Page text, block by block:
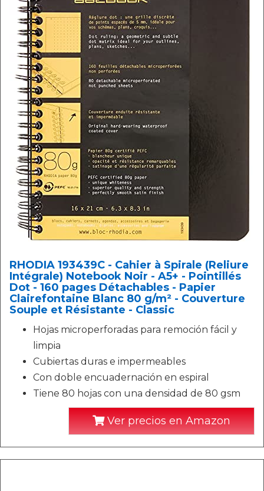
RHODIA 193439C - Cahier à Spirale (Reliure
Intégrale) Notebook Noir - A5+ - Pointillés
Dot - 160 pages Détachables - Papier
Clairefontaine Blanc 80 g/m² - Couverture
Souple et Résistante - Classic
Hojas microperforadas para remoción fácil y
limpia
Cubiertas duras e impermeables
Con doble encuadernación en espiral
Tiene 80 hojas con una densidad de 80 gsm
Ver precios en Amazon